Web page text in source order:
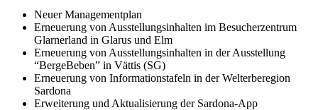
Neuer Managementplan
Erneuerung von Ausstellungsinhalten im Besucherzentrum
Glarnerland in Glarus und Elm
Erneuerung von Ausstellungsinhalten in der Ausstellung
“BergeBeben” in Vättis (SG)
Erneuerung von Informationstafeln in der Welterberegion
Sardona
Erweiterung und Aktualisierung der Sardona-App